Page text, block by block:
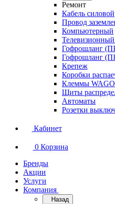
Ремонт
Кабель силовой
Провод
Компьютерный
Гофрошланг
Гофрошланг
Крепеж
Коробки
Клеммы WAGO
Щиты
Автоматы
Розетки
Кабинет
0 Корзина
Бренды
Акции
Услуги
Компания
Назад